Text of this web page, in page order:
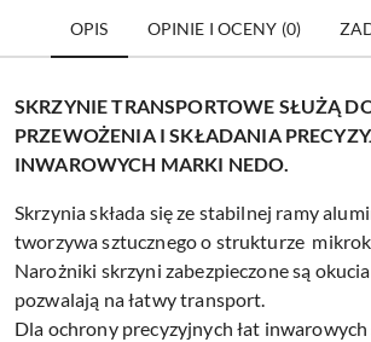
OPIS OPINIE I OCENY (0)
SKRZYNIE TRANSPORTOWE SŁUŻĄ
PRZEWOŻENIA I SKŁADANIA
INWAROWYCH MARKI NEDO.
Skrzynia składa się ze stabilnej ramy
tworzywa sztucznego o strukturze
Narożniki skrzyni zabezpieczone są
pozwalają na łatwy transport.
Dla ochrony precyzyjnych łat